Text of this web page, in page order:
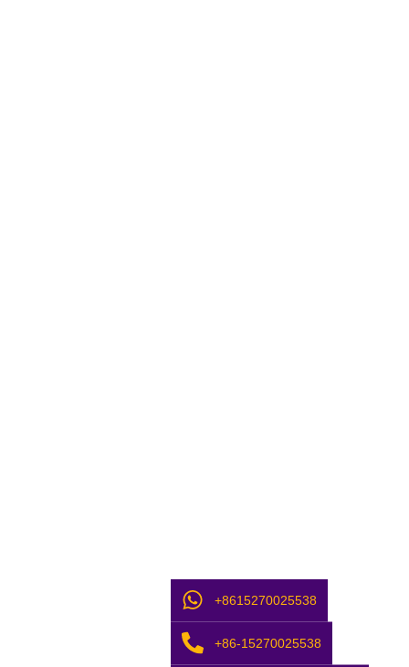
+8615270025538
+86-15270025538